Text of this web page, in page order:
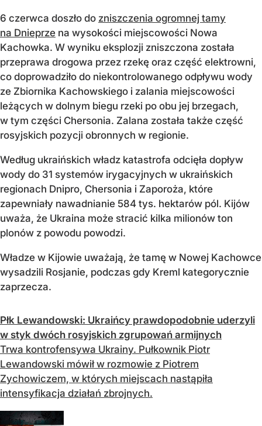
6 czerwca doszło do zniszczenia ogromnej tamy
na Dnieprze na wysokości miejscowości Nowa
Kachowka. W wyniku eksplozji zniszczona została
przeprawa drogowa przez rzekę oraz część elektrowni,
co doprowadziło do niekontrolowanego odpływu wody
ze Zbiornika Kachowskiego i zalania miejscowości
leżących w dolnym biegu rzeki po obu jej brzegach,
w tym części Chersonia. Zalana została także część
rosyjskich pozycji obronnych w regionie.
Według ukraińskich władz katastrofa odcięła dopływ
wody do 31 systemów irygacyjnych w ukraińskich
regionach Dnipro, Chersonia i Zaporoża, które
zapewniały nawadnianie 584 tys. hektarów pól. Kijów
uważa, że Ukraina może stracić kilka milionów ton
plonów z powodu powodzi.
Władze w Kijowie uważają, że tamę w Nowej Kachowce
wysadzili Rosjanie, podczas gdy Kreml kategorycznie
zaprzecza.
Płk Lewandowski: Ukraińcy prawdopodobnie uderzyli
w styk dwóch rosyjskich zgrupowań armijnych
Trwa kontrofensywa Ukrainy. Pułkownik Piotr
Lewandowski mówił w rozmowie z Piotrem
Zychowiczem, w których miejscach nastąpiła
intensyfikacja działań zbrojnych.